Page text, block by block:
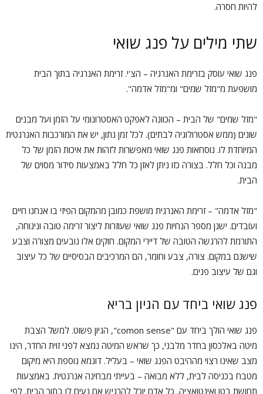
להיות חסרה.
שתי מילים על פנג שואי
פנג שואי עוסק בזרימת האנרגיה – הצ'י. זרימת האנרגיה בתוך הבית
מושפעת מ"מזל שמים" ומ"מזל אדמה".
"מזל שמים" של הבית – הכוונה לאפקט האסטרונומי על הזמן ועל מבנים
שונים (ממש אסטרולוגיה לבתים). לכל זמן נתון, יש את המורכבות האנרגטית
המיוחדת לו. נוסחאות פנג שואי מאפשרות לזהות את איכות הזמן של כל
מבנה וכל חלל. בצורה כזו ניתן לאזן כל חלל באמצעות סידור מסוים של
הבית.
"מזל אדמה" – זרימת האנרגית מושפת כמובן מהמקום הפיזי בו אנחנו חיים
ועובדים. ישנן מספר הנחיות פנג שואי שעוזרות ליצור זרימה טובה ונינוחה,
התורמת להרגשה הטובה של דיירי המקום. חוקים אלו נובעים מצורה וצבע
שישנם במקום. צורה, צבע וחומר, הם המרכיבים הבסיסיים של כל עיצוב
וגם של עיצוב פנים.
פנג שואי ביחד עם הגיון בריא
פנג שואי הולך ביחד עם "comon sense", הגיון פשוט. למשל הצבת
מיטה באלכסון בחדר מלבני, כך שראש המיטה נמצא לפני זוית החדר, הינו
מצב שאינו רצוי מההיבט הפנג שואי – בעליל. דוגמא נוספת היא מיקום
מטבח בכניסה לבית, ללא מבואה – בעייתי מבחינה אנרגטית. באמצעות
תחושת בטן ואינטואציה, כל אדם יוכל להרגיש אם נעים לו בתוך הבית. לפי